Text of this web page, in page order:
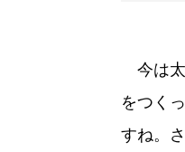
今は
をつく
すね。